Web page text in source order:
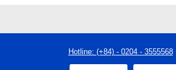
Hotline: (+84) - 0204 - 3555568